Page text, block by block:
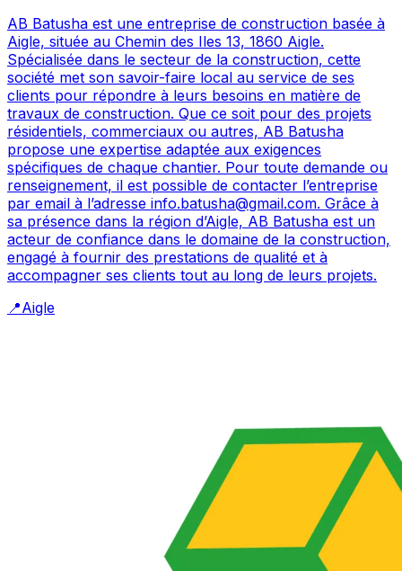
AB Batusha est une entreprise de construction basée à
Aigle, située au Chemin des Iles 13, 1860 Aigle.
Spécialisée dans le secteur de la construction, cette
société met son savoir-faire local au service de ses
clients pour répondre à leurs besoins en matière de
travaux de construction. Que ce soit pour des projets
résidentiels, commerciaux ou autres, AB Batusha
propose une expertise adaptée aux exigences
spécifiques de chaque chantier. Pour toute demande ou
renseignement, il est possible de contacter l’entreprise
par email à l’adresse info.batusha@gmail.com. Grâce à
sa présence dans la région d’Aigle, AB Batusha est un
acteur de confiance dans le domaine de la construction,
engagé à fournir des prestations de qualité et à
accompagner ses clients tout au long de leurs projets.
📍Aigle